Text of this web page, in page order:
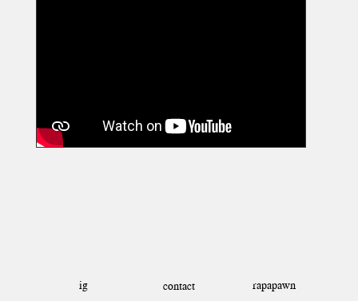
ig contact rapapawn